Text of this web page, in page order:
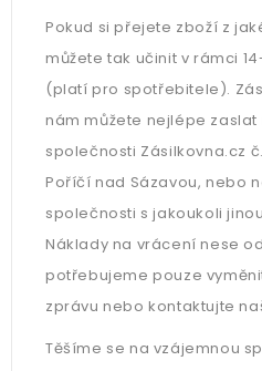
Pokud si přejete zboží z
můžete tak učinit v rámci
(platí pro spotřebitele).
nám můžete nejlépe
společnosti Zásilkovna.cz
Poříčí nad Sázavou, nebo
společnosti s jakoukoli
Náklady na vrácení nese
potřebujeme pouze
zprávu nebo kontaktujte
Těšíme se na vzájemnou